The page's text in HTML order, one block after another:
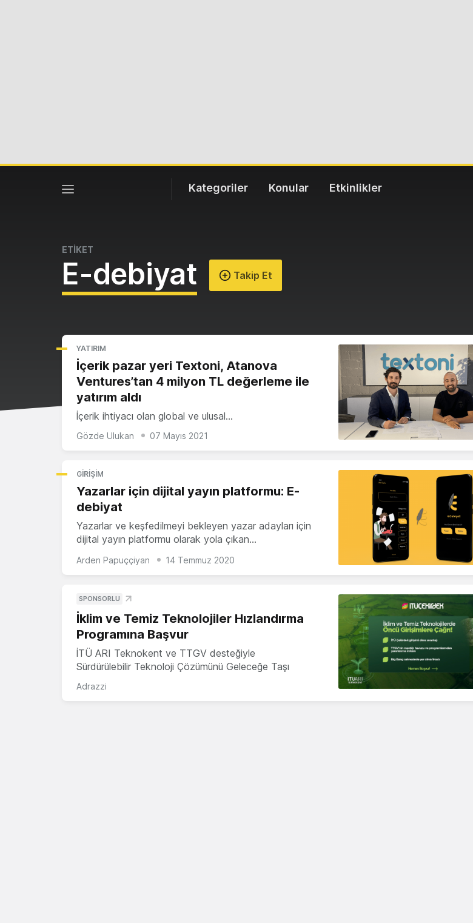
Kategoriler Konular Etkinlikler
ETİKET
E-debiyat Takip Et
YATIRIM
İçerik pazar yeri Textoni, Atanova
Ventures’tan 4 milyon TL değerleme ile
yatırım aldı
İçerik ihtiyacı olan global ve ulusal…
Gözde Ulukan 07 Mayıs 2021
GIRIŞIM
Yazarlar için dijital yayın platformu: E-
debiyat
Yazarlar ve keşfedilmeyi bekleyen yazar adayları için
dijital yayın platformu olarak yola çıkan…
Arden Papuççiyan 14 Temmuz 2020
SPONSORLU
İklim ve Temiz Teknolojiler Hızlandırma
Programına Başvur
İTÜ ARI Teknokent ve TTGV desteğiyle
Sürdürülebilir Teknoloji Çözümünü Geleceğe Taşı
Adrazzi